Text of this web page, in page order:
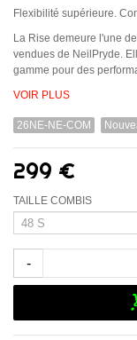
Flexibilité supérieure.
La Rise demeure l'une
vendues de NeilPryde.
gamme pour des
VOIR PLUS
26NE-NE-COM
299 €
TAILLE COMBIS
-